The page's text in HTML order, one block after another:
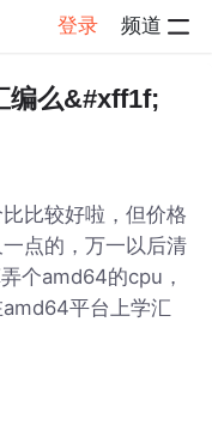
登录 频道
编么&#xff1f;
比较好啦，但价格
点的，万一以后清
个amd64的cpu，
平台上学汇